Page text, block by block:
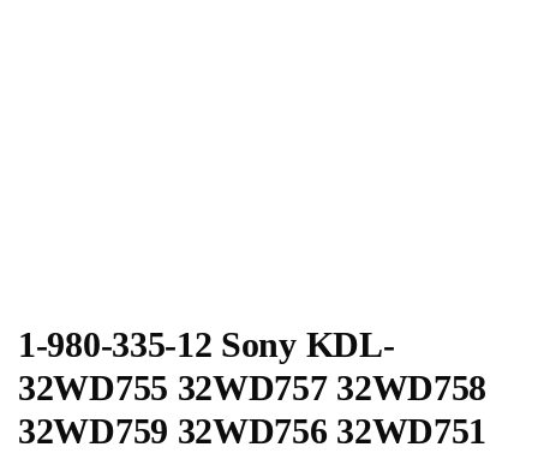
1-980-335-12 Sony KDL-
32WD755 32WD757 32WD758
32WD759 32WD756 32WD751